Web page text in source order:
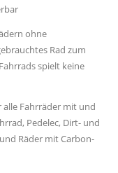
ohne
Rad zum
spielt keine
Fahrräder mit und
Pedelec, Dirt- und
Räder mit Carbon-